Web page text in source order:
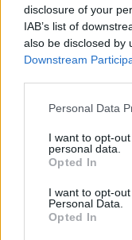
disclosure of your
IAB’s list of
also be disclosed by
Downstream
Personal Data
I want to opt-
personal data.
Opted In
I want to opt-
Personal Data.
Opted In
È la chiave del